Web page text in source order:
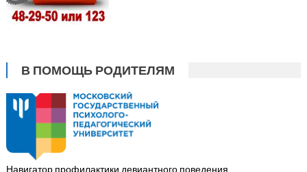
В ПОМОЩЬ РОДИТЕЛЯМ
Навигатор профилактики девиантного поведения